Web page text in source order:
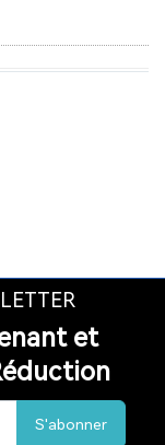
VOIES
SW
DE FENÊTRE
et
S'abonner